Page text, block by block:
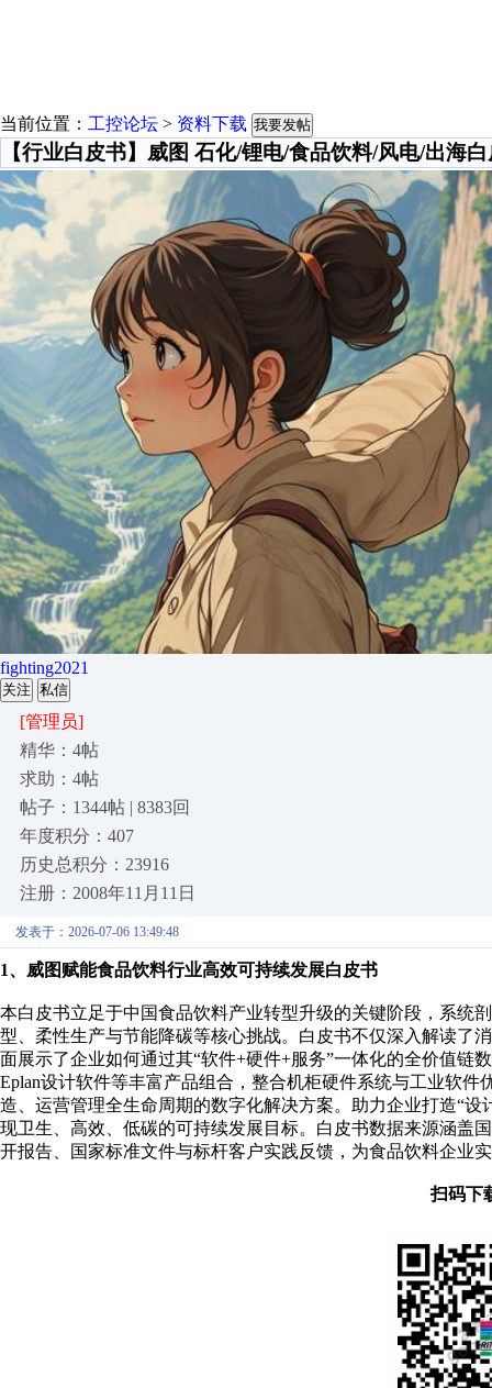
当前位置： 工控论坛 > 资料下载 我要发帖
【行业白皮书】威图 石化/锂电/食品饮料/风电/出海
fighting2021
关注 私信
[管理员]
精华：4帖
求助：4帖
帖子：1344帖 | 8383回
年度积分：407
历史总积分：23916
注册：2008年11月11日
发表于：2026-07-06 13:49:48
1、威图赋能食品饮料行业高效可持续发展白皮书
本白皮书立足于中国食品饮料产业转型升级的关键阶段，系统
型、柔性生产与节能降碳等核心挑战。白皮书不仅深入解读了
面展示了企业如何通过其“软件+硬件+服务”一体化的全价值链
Eplan设计软件等丰富产品组合，整合机柜硬件系统与工业软
造、运营管理全生命周期的数字化解决方案。助力企业打造“
现卫生、高效、低碳的可持续发展目标。白皮书数据来源涵盖
开报告、国家标准文件与标杆客户实践反馈，为食品饮料企业
扫码下